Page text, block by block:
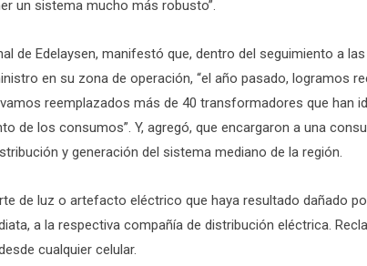
un sistema mucho más robusto”.
de Edelaysen, manifestó que, dentro del seguimiento a
en su zona de operación, “el año pasado, logramos
reemplazados más de 40 transformadores que han
de los consumos”. Y, agregó, que encargaron a una
y generación del sistema mediano de la región.
de luz o artefacto eléctrico que haya resultado dañado
a la respectiva compañía de distribución eléctrica.
cualquier celular.